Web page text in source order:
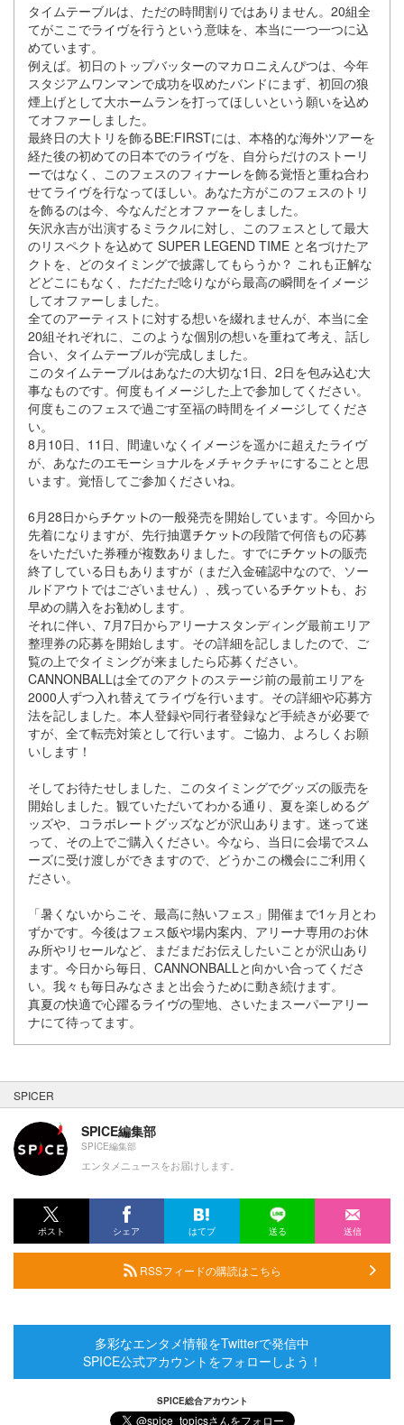
タイムテーブルは、ただの時間割りではありません。20組全
てがここでライヴを⾏うという意味を、本当に⼀つ⼀つに込
めています。
例えば。初⽇のトップバッターのマカロニえんぴつは、今年
スタジアムワンマンで成功を収めたバンドにまず、初回の狼
煙上げとして⼤ホームランを打ってほしいという願いを込め
てオファーしました。
最終⽇の⼤トリを飾るBE:FIRSTには、本格的な海外ツアーを
経た後の初めての⽇本でのライヴを、⾃分らだけのストーリ
ーではなく、このフェスのフィナーレを飾る覚悟と重ね合わ
せてライヴを⾏なってほしい。あなた⽅がこのフェスのトリ
を飾るのは今、今なんだとオファーをしました。
⽮沢永吉が出演するミラクルに対し、このフェスとして最⼤
のリスペクトを込めて SUPER LEGEND TIME と名づけたア
クトを、どのタイミングで披露してもらうか？ これも正解な
どどこにもなく、ただただ唸りながら最⾼の瞬間をイメージ
してオファーしました。
全てのアーティストに対する想いを綴れませんが、本当に全
20組それぞれに、このような個別の想いを重ねて考え、話し
合い、タイムテーブルが完成しました。
このタイムテーブルはあなたの⼤切な1⽇、2⽇を包み込む⼤
事なものです。何度もイメージした上で参加してください。
何度もこのフェスで過ごす⾄福の時間をイメージしてくださ
い。
8⽉10⽇、11⽇、間違いなくイメージを遥かに超えたライヴ
が、あなたのエモーショナルをメチャクチャにすることと思
います。覚悟してご参加くださいね。
6⽉28⽇から
の⼀般発売を開始しています。今回から
先着になりますが、先⾏抽選
の段階で何倍もの応募
をいただいた券種が複数ありました。すでに
の販売
終了している⽇もありますが（まだ⼊⾦確認中なので、ソー
ルドアウトではございません）、残っている
も、お
早めの購⼊をお勧めします。
それに伴い、7⽉7⽇からアリーナスタンディング最前エリア
整理券の応募を開始します。その詳細を記しましたので、ご
覧の上でタイミングが来ましたら応募ください。
CANNONBALLは全てのアクトのステージ前の最前エリアを
2000⼈ずつ⼊れ替えてライヴを⾏います。その詳細や応募⽅
法を記しました。本⼈登録や同⾏者登録など⼿続きが必要で
すが、全て転売対策として⾏います。ご協⼒、よろしくお願
いします！
そしてお待たせしました、このタイミングでグッズの販売を
開始しました。観ていただいてわかる通り、夏を楽しめるグ
ッズや、コラボレートグッズなどが沢⼭あります。迷って迷
って、その上でご購⼊ください。今なら、当⽇に会場でスム
ーズに受け渡しができますので、どうかこの機会にご利⽤く
ださい。
「暑くないからこそ、最⾼に熱いフェス」開催まで1ヶ⽉とわ
ずかです。今後はフェス飯や場内案内、アリーナ専⽤のお休
み所やリセールなど、まだまだお伝えしたいことが沢⼭あり
ます。今⽇から毎⽇、CANNONBALLと向かい合ってくださ
い。我々も毎⽇みなさまと出会うために動き続けます。
真夏の快適で⼼躍るライヴの聖地、さいたまスーパーアリー
ナにて待ってます。
SPICER
SPICE編集部
SPICE編集部
エンタメニュースをお届けします。
ポスト シェア はてブ 送る 送信
RSSフィードの購読はこちら
多彩なエンタメ情報をTwitterで発信中
SPICE公式アカウントをフォローしよう！
SPICE総合アカウント